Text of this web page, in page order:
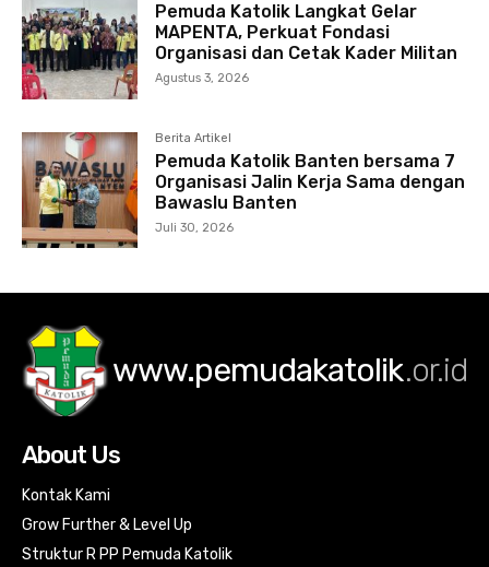
Pemuda Katolik Langkat Gelar
MAPENTA, Perkuat Fondasi
Organisasi dan Cetak Kader Militan
Agustus 3, 2026
Berita Artikel
Pemuda Katolik Banten bersama 7
Organisasi Jalin Kerja Sama dengan
Bawaslu Banten
Juli 30, 2026
www.pemudakatolik.or.id
About Us
Kontak Kami
Grow Further & Level Up
Struktur R PP Pemuda Katolik